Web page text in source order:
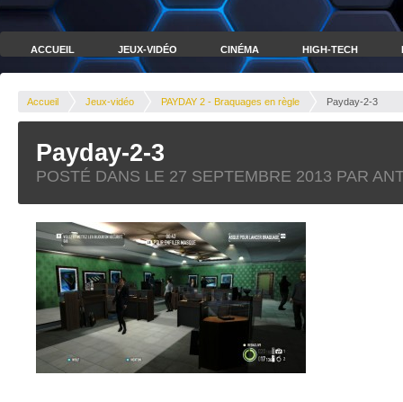
ACCUEIL JEUX-VIDÉO CINÉMA HIGH-TECH
Accueil Jeux-vidéo PAYDAY 2 - Braquages en règle Payday-2-3
Payday-2-3
POSTÉ DANS LE 27 SEPTEMBRE 2013 PAR